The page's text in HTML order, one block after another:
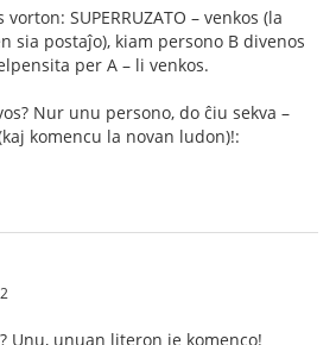
SUPERRUZATO – venkos (la
sia postaĵo), kiam persono B divenos
per A – li venkos.
Nur unu persono, do ĉiu sekva –
komencu la novan ludon)!:
Unu, unuan literon je komenco!